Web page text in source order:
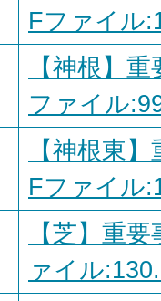
Fファイル
【神根】
ファイル
【神根東
Fファイル
【芝】重
ァイル